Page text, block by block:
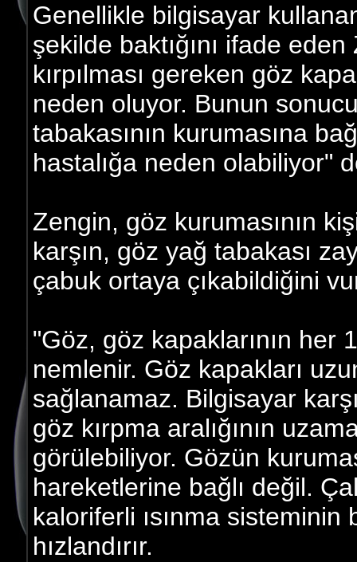
Genellikle bilgisayar
şekilde baktığını ifade
kırpılması gereken göz
neden oluyor. Bunun
tabakasının kurumasına
hastalığa neden olabiliyor"
Zengin, göz kurumasının
karşın, göz yağ tabakası
çabuk ortaya çıkabildiğini
"Göz, göz kapaklarının her
nemlenir. Göz kapakları
sağlanamaz. Bilgisayar
göz kırpma aralığının
görülebiliyor. Gözün
hareketlerine bağlı değil.
kaloriferli ısınma sisteminin
hızlandırır.